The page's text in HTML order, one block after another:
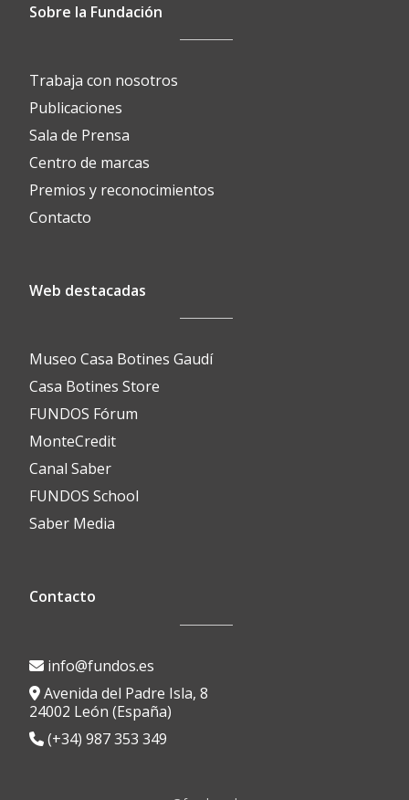
Sobre la Fundación
Trabaja con nosotros
Publicaciones
Sala de Prensa
Centro de marcas
Premios y reconocimientos
Contacto
Web destacadas
Museo Casa Botines Gaudí
Casa Botines Store
FUNDOS Fórum
MonteCredit
Canal Saber
FUNDOS School
Saber Media
Contacto
info@fundos.es
Avenida del Padre Isla, 8
24002 León (España)
(+34) 987 353 349